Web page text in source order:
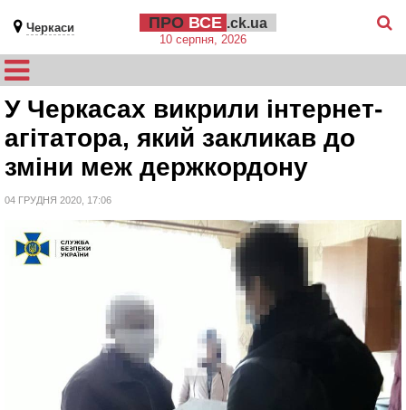
Черкаси ПРО ВСЕ .ck.ua
10 серпня, 2026
У Черкасах викрили інтернет-
агітатора, який закликав до
зміни меж держкордону
04 ГРУДНЯ 2020, 17:06